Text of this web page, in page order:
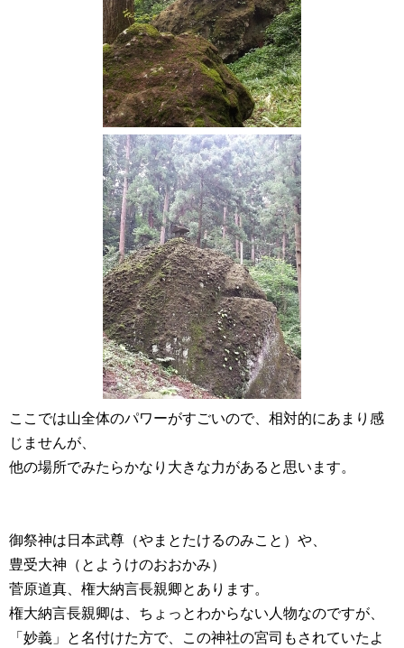
ここでは山全体のパワーがすごいので、相対的にあまり感
じませんが、
他の場所でみたらかなり大きな力があると思います。
御祭神は日本武尊（やまとたけるのみこと）や、
豊受大神（とようけのおおかみ）
菅原道真、権大納言長親卿とあります。
権大納言長親卿は、ちょっとわからない人物なのですが、
「妙義」と名付けた方で、この神社の宮司もされていたよ